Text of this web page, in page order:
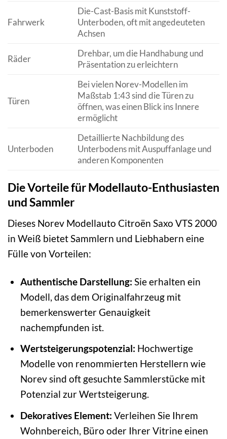
Fahrwerk
Die-Cast-Basis mit Kunststoff-
Unterboden, oft mit angedeuteten
Achsen
Räder
Drehbar, um die Handhabung und
Präsentation zu erleichtern
Türen
Bei vielen Norev-Modellen im
Maßstab 1:43 sind die Türen zu
öffnen, was einen Blick ins Innere
ermöglicht
Unterboden
Detaillierte Nachbildung des
Unterbodens mit Auspuffanlage und
anderen Komponenten
Die Vorteile für Modellauto-Enthusiasten
und Sammler
Dieses Norev Modellauto Citroën Saxo VTS 2000
in Weiß bietet Sammlern und Liebhabern eine
Fülle von Vorteilen:
Authentische Darstellung: Sie erhalten ein
Modell, das dem Originalfahrzeug mit
bemerkenswerter Genauigkeit
nachempfunden ist.
Wertsteigerungspotenzial: Hochwertige
Modelle von renommierten Herstellern wie
Norev sind oft gesuchte Sammlerstücke mit
Potenzial zur Wertsteigerung.
Dekoratives Element: Verleihen Sie Ihrem
Wohnbereich, Büro oder Ihrer Vitrine einen